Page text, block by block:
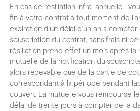
En cas de résiliation infra-annuelle :
fin à votre contrat à tout moment de
expiration d’un délai d’un an à
souscription du contrat, sans frais ni
résiliation prend effet un mois après la
mutuelle de la notification du
alors redevable que de la partie de
correspondant à la période pendant
couvert. La mutuelle vous rembourse
délai de trente jours à compter de la